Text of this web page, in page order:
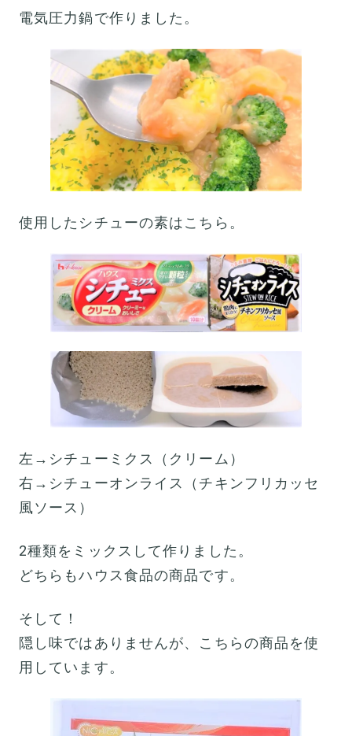
電気圧力鍋で作りました。
使用したシチューの素はこちら。
左→シチューミクス（クリーム）
右→シチューオンライス（チキンフリカッセ
風ソース）
2種類をミックスして作りました。
どちらもハウス食品の商品です。
そして！
隠し味ではありませんが、こちらの商品を使
用しています。